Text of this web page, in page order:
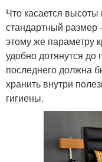
Что касается высоты
стандартный размер
этому же параметру
удобно дотянутся
последнего должна
хранить внутри
гигиены.